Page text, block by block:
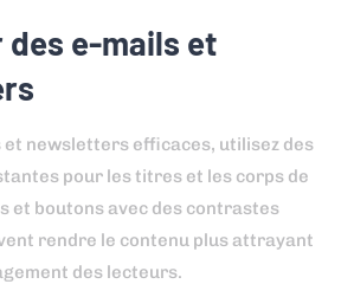
des e-mails et
et newsletters efficaces, utilisez des
pour les titres et les corps de
et boutons avec des contrastes
rendre le contenu plus attrayant
des lecteurs.